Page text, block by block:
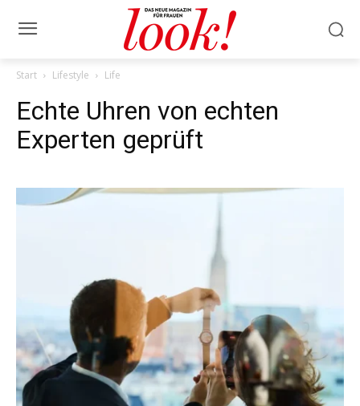
Start Lifestyle Life
Echte Uhren von echten
Experten geprüft